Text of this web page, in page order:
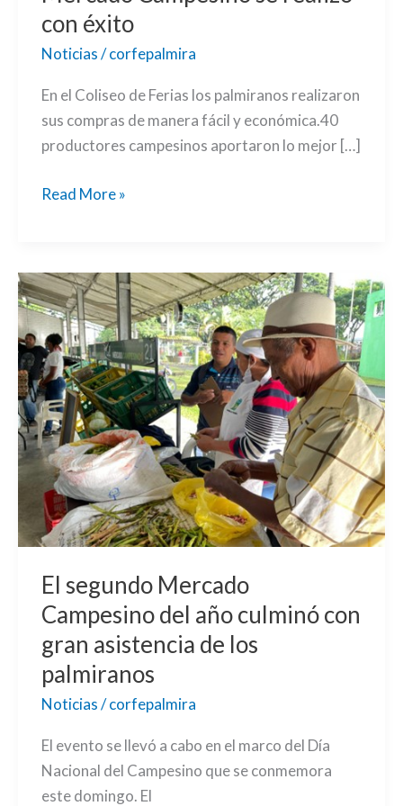
con éxito
Noticias/corfepalmira
En el Coliseo de Ferias los palmiranos realizaron
sus compras de manera fácil y económica.40
productores campesinos aportaron lo mejor […]
Read More »
El segundo Mercado
Campesino del año culminó con
gran asistencia de los
palmiranos
Noticias/corfepalmira
El evento se llevó a cabo en el marco del Día
Nacional del Campesino que se conmemora
este domingo. El
El
segundo
Mercado
Campesino
del
año
culminó
con
gran
asistencia
de
palmiranos